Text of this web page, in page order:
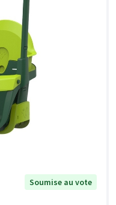
Soumise au vote